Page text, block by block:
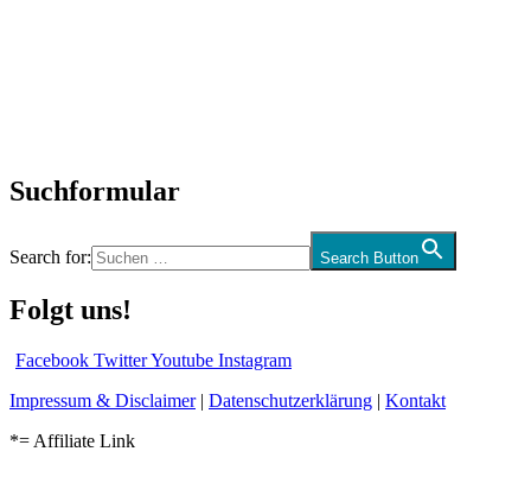
Suchformular
Search for: Search Button
Folgt uns!
Facebook TwitterYoutube Instagram
Impressum & Disclaimer| Datenschutzerklärung | Kontakt
*= Affiliate Link